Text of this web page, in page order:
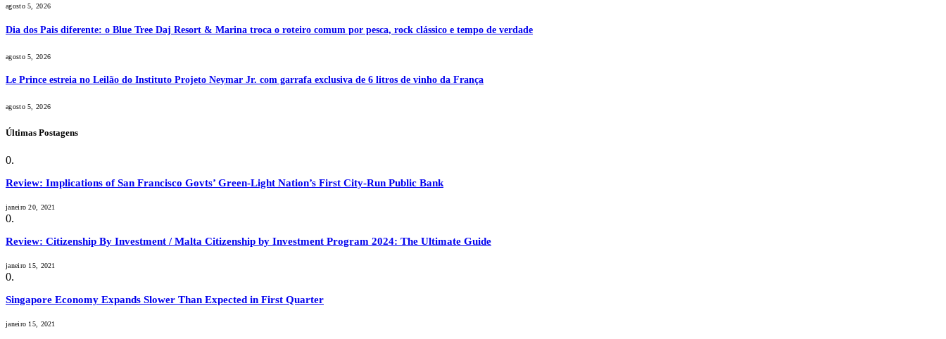
agosto 5, 2026
Dia dos Pais diferente: o Blue Tree Daj Resort & Marina troca o roteiro comum por pesca, rock clássico e tempo de verdade
agosto 5, 2026
Le Prince estreia no Leilão do Instituto Projeto Neymar Jr. com garrafa exclusiva de 6 litros de vinho da França
agosto 5, 2026
Últimas Postagens
Review: Implications of San Francisco Govts’ Green-Light Nation’s First City-Run Public Bank
janeiro 20, 2021
Review: Citizenship By Investment / Malta Citizenship by Investment Program 2024: The Ultimate Guide
janeiro 15, 2021
Singapore Economy Expands Slower Than Expected in First Quarter
janeiro 15, 2021